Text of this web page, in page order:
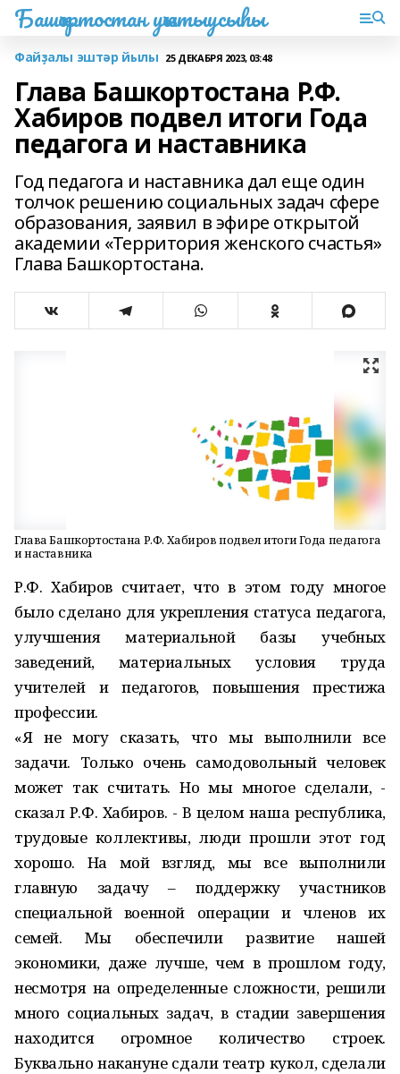
Башҡортостан уҡытыусыһы
Файҙалы эштәр йылы 25 ДЕКАБРЯ 2023, 03:48
Глава Башкортостана Р.Ф.
Хабиров подвел итоги Года
педагога и наставника
Год педагога и наставника дал еще один
толчок решению социальных задач сфере
образования, заявил в эфире открытой
академии «Территория женского счастья»
Глава Башкортостана.
Глава Башкортостана Р.Ф. Хабиров подвел итоги Года педагога
и наставника
Р.Ф. Хабиров считает, что в этом году многое
было сделано для укрепления статуса педагога,
улучшения материальной базы учебных
заведений, материальных условия труда
учителей и педагогов, повышения престижа
профессии.
«Я не могу сказать, что мы выполнили все
задачи. Только очень самодовольный человек
может так считать. Но мы многое сделали, -
сказал Р.Ф. Хабиров. - В целом наша республика,
трудовые коллективы, люди прошли этот год
хорошо. На мой взгляд, мы все выполнили
главную задачу – поддержку участников
специальной военной операции и членов их
семей. Мы обеспечили развитие нашей
экономики, даже лучше, чем в прошлом году,
несмотря на определенные сложности, решили
много социальных задач, в стадии завершения
находится огромное количество строек.
Буквально накануне сдали театр кукол, сделали